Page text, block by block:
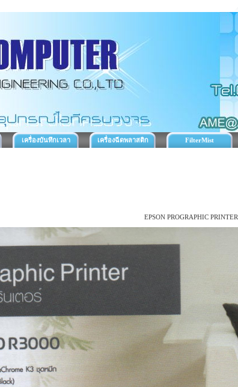
เครื่องบันทึกเวลา เครื่องฉีดพลาสติก FilterMist
EPSON PROGRAPHIC PRINTER